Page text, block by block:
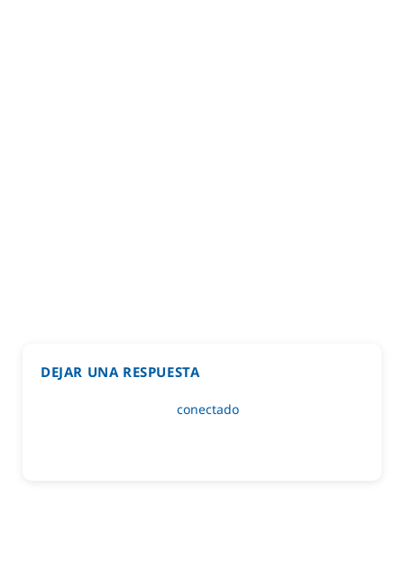
DEJAR UNA RESPUESTA
conectado